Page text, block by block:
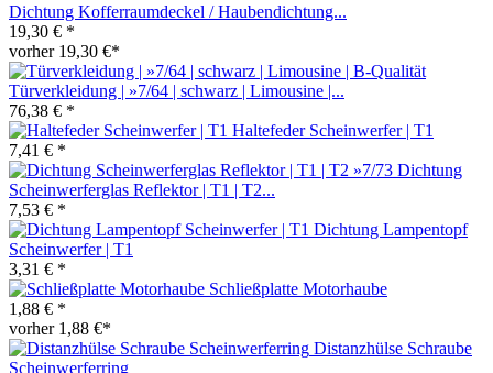
Dichtung Kofferraumdeckel / Haubendichtung...
19,30 € *
vorher 19,30 €*
Türverkleidung | »7/64 | schwarz | Limousine |...
76,38 € *
Haltefeder Scheinwerfer | T1
7,41 € *
Dichtung
Scheinwerferglas Reflektor | T1 | T2...
7,53 € *
Dichtung Lampentopf
Scheinwerfer | T1
3,31 € *
Schließplatte Motorhaube
1,88 € *
vorher 1,88 €*
Distanzhülse Schraube
Scheinwerferring